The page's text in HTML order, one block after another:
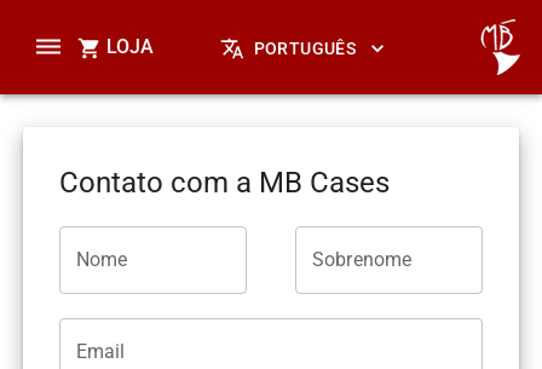
LOJA PORTUGUÊS
Contato com a MB Cases
Nome Sobrenome
Email